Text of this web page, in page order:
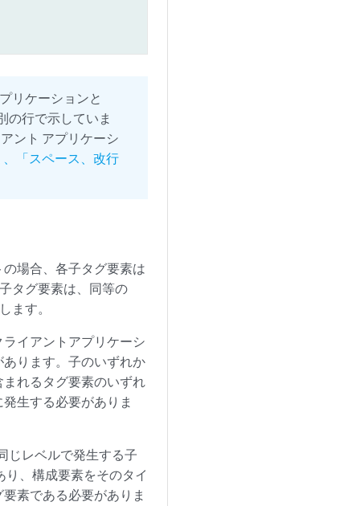
リケーションと
の行で示していま
ント アプリケーシ
、「スペース、改行
場合、各子タグ要素は
タグ要素は、同等の
ます。
イアントアプリケーシ
ります。子のいずれか
れるタグ要素のいずれ
生する必要がありま
じレベルで発生する子
り、構成要素をそのタイ
素である必要がありま